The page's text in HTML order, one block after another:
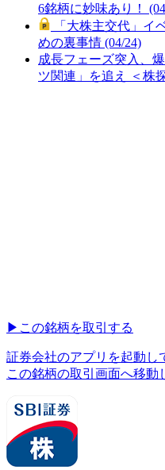
6銘柄に妙味あり！
「大株主交代」イ
めの裏事情 (04/24)
成長フェーズ突入、
ツ関連」を追え ＜株
▶︎ この銘柄を取引する
証券会社のアプリを起動し
この銘柄の取引画面へ移動